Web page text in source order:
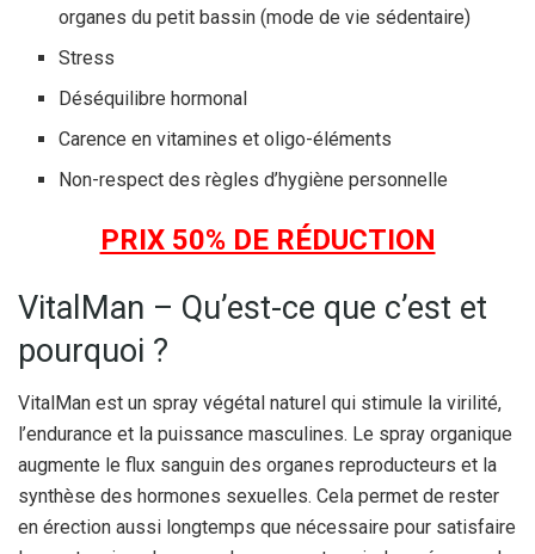
organes du petit bassin (mode de vie sédentaire)
Stress
Déséquilibre hormonal
Carence en vitamines et oligo-éléments
Non-respect des règles d’hygiène personnelle
PRIX 50% DE RÉDUCTION
VitalMan – Qu’est-ce que c’est et
pourquoi ?
VitalMan est un spray végétal naturel qui stimule la virilité,
l’endurance et la puissance masculines. Le spray organique
augmente le flux sanguin des organes reproducteurs et la
synthèse des hormones sexuelles. Cela permet de rester
en érection aussi longtemps que nécessaire pour satisfaire